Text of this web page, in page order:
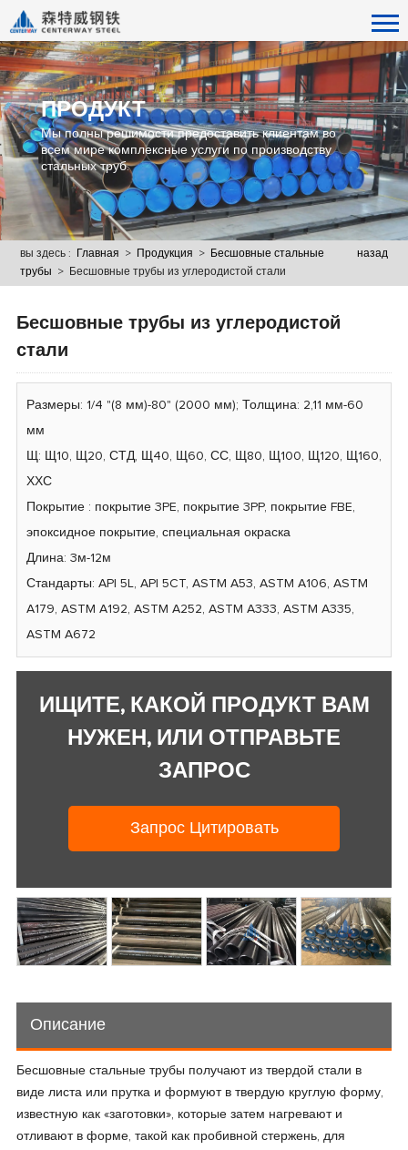
ПРОДУКТ
Мы полны решимости предоставить клиентам во
всем мире комплексные услуги по производству
стальных труб.
назад
вы здесь : Главная > Продукция >
Бесшовные стальные
трубы
> Бесшовные трубы из углеродистой стали
Бесшовные трубы из углеродистой
стали
Размеры: 1/4 "(8 мм)-80" (2000 мм); Толщина: 2,11 мм-60
мм
Щ: Щ10, Щ20, СТД, Щ40, Щ60, СС, Щ80, Щ100, Щ120, Щ160,
ХХС
Покрытие : покрытие 3PE, покрытие 3PP, покрытие FBE,
эпоксидное покрытие, специальная окраска
Длина: 3м-12м
Стандарты: API 5L, API 5CT, ASTM A53, ASTM A106, ASTM
A179, ASTM A192, ASTM A252, ASTM A333, ASTM A335,
ASTM A672
ИЩИТЕ, КАКОЙ ПРОДУКТ ВАМ
НУЖЕН, ИЛИ ОТПРАВЬТЕ
ЗАПРОС
Запрос Цитировать
Описание
Бесшовные стальные трубы получают из твердой стали в
виде листа или прутка и формуют в твердую круглую форму,
известную как «заготовки», которые затем нагревают и
отливают в форме, такой как пробивной стержень, для